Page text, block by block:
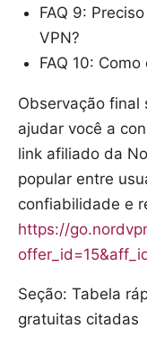
FAQ 9:
VPN?
FAQ 10:
Observação final
ajudar você a
link afiliado da
popular entre
confiabilidade e
https://
Seção: Tabela
gratuitas citadas